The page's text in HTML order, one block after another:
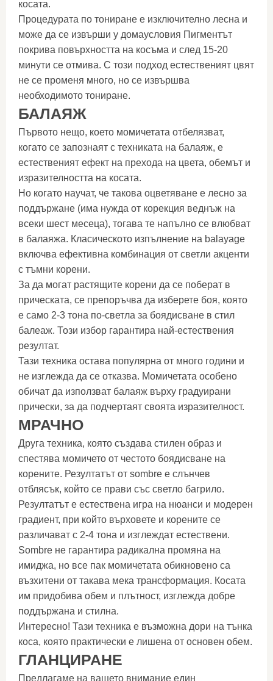
косата.
Процедурата по тониране е изключително лесна и
може да се извърши у домаусловия Пигментът
покрива повърхността на косъма и след 15-20
минути се отмива. С този подход естественият цвят
не се променя много, но се извършва
необходимото тониране.
БАЛАЯЖ
Първото нещо, което момичетата отбелязват,
когато се запознаят с техниката на балаяж, е
естественият ефект на прехода на цвета, обемът и
изразителността на косата.
Но когато научат, че такова оцветяване е лесно за
поддържане (има нужда от корекция веднъж на
всеки шест месеца), тогава те напълно се влюбват
в балаяжа. Класическото изпълнение на balayage
включва ефективна комбинация от светли акценти
с тъмни корени.
За да могат растящите корени да се поберат в
прическата, се препоръчва да изберете боя, която
е само 2-3 тона по-светла за боядисване в стил
балеаж. Този избор гарантира най-естествения
резултат.
Тази техника остава популярна от много години и
не изглежда да се отказва. Момичетата особено
обичат да използват балаяж върху градуирани
прически, за да подчертаят своята изразителност.
МРАЧНО
Друга техника, която създава стилен образ и
спестява момичето от честото боядисване на
корените. Резултатът от sombre е слънчев
отблясък, който се прави със светло багрило.
Резултатът е естествена игра на нюанси и модерен
градиент, при който върховете и корените се
различават с 2-4 тона и изглеждат естествени.
Sombre не гарантира радикална промяна на
имиджа, но все пак момичетата обикновено са
възхитени от такава мека трансформация. Косата
им придобива обем и плътност, изглежда добре
поддържана и стилна.
Интересно! Тази техника е възможна дори на тънка
коса, която практически е лишена от основен обем.
ГЛАНЦИРАНЕ
Предлагаме на вашето внимание един